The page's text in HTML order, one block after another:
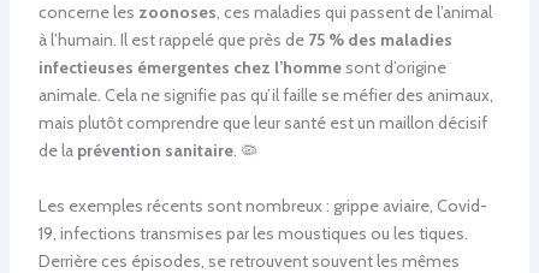
concerne les zoonoses, ces maladies qui passent de l’animal
à l’humain. Il est rappelé que près de 75 % des maladies
infectieuses émergentes chez l’hommesont d’origine
animale. Cela ne signifie pas qu’il faille se méfier des animaux,
mais plutôt comprendre que leur santé est un maillon décisif
de la prévention sanitaire. 🦠
Les exemples récents sont nombreux : grippe aviaire, Covid-
19, infections transmises par les moustiques ou les tiques.
Derrière ces épisodes, se retrouvent souvent les mêmes